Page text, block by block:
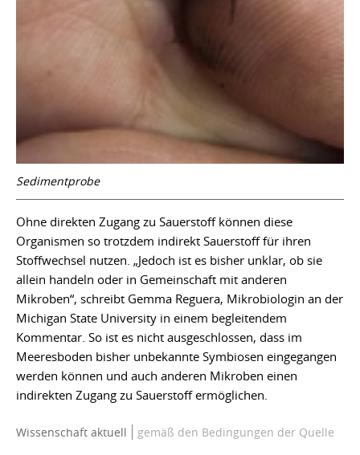
Sedimentprobe
Ohne direkten Zugang zu Sauerstoff können diese
Organismen so trotzdem indirekt Sauerstoff für ihren
Stoffwechsel nutzen. „Jedoch ist es bisher unklar, ob sie
allein handeln oder in Gemeinschaft mit anderen
Mikroben“, schreibt Gemma Reguera, Mikrobiologin an der
Michigan State University in einem begleitendem
Kommentar. So ist es nicht ausgeschlossen, dass im
Meeresboden bisher unbekannte Symbiosen eingegangen
werden können und auch anderen Mikroben einen
indirekten Zugang zu Sauerstoff ermöglichen.
Wissenschaft aktuell gemäß den Bedingungen der Quelle